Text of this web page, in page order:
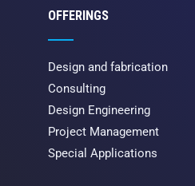
OFFERINGS
Design and fabrication
Consulting
Design Engineering
Project Management
Special Applications